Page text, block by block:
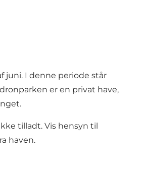
juni. I denne periode står
er en privat have,
tilladt. Vis hensyn til
haven.